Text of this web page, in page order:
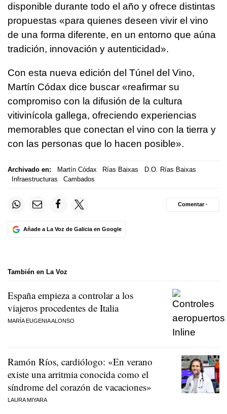
disponible durante todo el año y ofrece distintas
propuestas «para quienes deseen vivir el vino
de una forma diferente, en un entorno que aúna
tradición, innovación y autenticidad».
Con esta nueva edición del Túnel del Vino,
Martín Códax dice buscar «reafirmar su
compromiso con la difusión de la cultura
vitivinícola gallega, ofreciendo experiencias
memorables que conectan el vino con la tierra y
con las personas que lo hacen posible».
Archivado en: Martín Códax Rías Baixas
D.O. Rías Baixas
Infraestructuras
Cambados
Añade a La Voz de Galicia en Google
Comentar ·
También en La Voz
España empieza a controlar a los
viajeros procedentes de Italia
MARÍA EUGENIA ALONSO
Ramón Ríos, cardiólogo: «En verano
existe una arritmia conocida como el
síndrome del corazón de vacaciones»
LAURA MIYARA